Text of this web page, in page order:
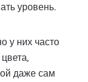
уровень.
у них часто
даже сам